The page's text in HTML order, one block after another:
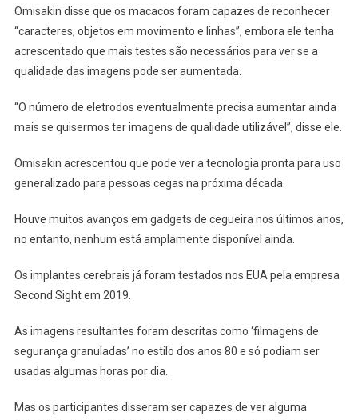
Omisakin disse que os macacos foram capazes de reconhecer
“caracteres, objetos em movimento e linhas”, embora ele tenha
acrescentado que mais testes são necessários para ver se a
qualidade das imagens pode ser aumentada.
“O número de eletrodos eventualmente precisa aumentar ainda
mais se quisermos ter imagens de qualidade utilizável”, disse ele.
Omisakin acrescentou que pode ver a tecnologia pronta para uso
generalizado para pessoas cegas na próxima década.
Houve muitos avanços em gadgets de cegueira nos últimos anos,
no entanto, nenhum está amplamente disponível ainda.
Os implantes cerebrais já foram testados nos EUA pela empresa
Second Sight em 2019.
As imagens resultantes foram descritas como ‘filmagens de
segurança granuladas’ no estilo dos anos 80 e só podiam ser
usadas algumas horas por dia.
Mas os participantes disseram ser capazes de ver alguma